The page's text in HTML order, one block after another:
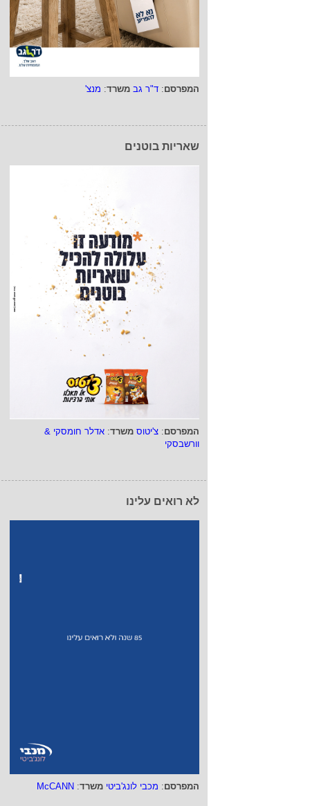
המפרסם: ד"ר גב משרד: מנצ'
שאריות בוטנים
המפרסם: צ'יטוס משרד: אדלר חומסקי &
וורשבסקי
לא רואים עלינו
המפרסם: מכבי לונג'ביטי משרד:
McCANN